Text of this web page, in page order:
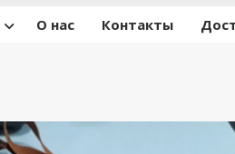
О нас Контакты